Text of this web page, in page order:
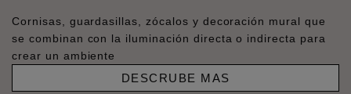
Cornisas, guardasillas, zócalos y decoración mural que
se combinan con la iluminación directa o indirecta para
crear un ambiente
DESCRUBE MAS